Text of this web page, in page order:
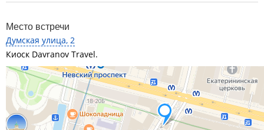
Место встречи
Думская улица, 2
Киоск Davranov Travel.